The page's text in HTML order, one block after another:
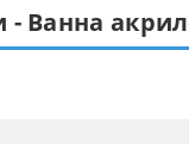
Ванна